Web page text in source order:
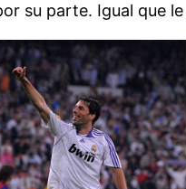
su parte. Igual que